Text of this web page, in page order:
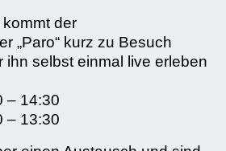
der
„Paro“ kurz zu Besuch
ihn selbst einmal live erleben
– 14:30
– 13:30